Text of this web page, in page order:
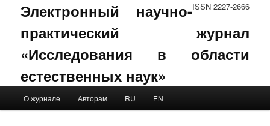
ISSN 2227-2666
Электронный научно-
практический журнал
«Исследования в области
естественных наук»
Skip to primary content
Skip to secondary content
О журнале Авторам RU EN